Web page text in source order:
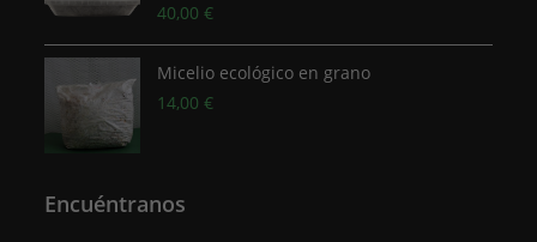
40,00€
Micelio ecológico en grano
14,00€
Encuéntranos